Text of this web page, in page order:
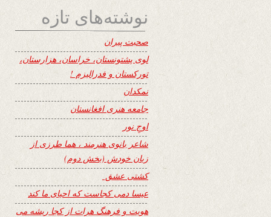
نوشته‌های تازه
صحبت پیران
لوی پشتونستان، خراسان، هزارستان،
تورکستان و فدرالیزم !
نمکدان
جامعه هنری افغانستان
اوجِ نور
شاعر بانوی هنرمند ، هما طرزی از
زبان خودش (بخش دوم)
کشتی عشق
عیسا دمی کجاست که احیای ما کند
هویت و فرهنگ هرات از کجا ریشه می